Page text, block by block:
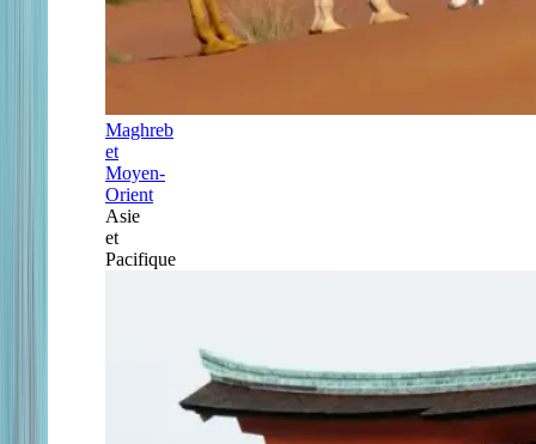
Maghreb
et
Moyen-
Orient
Asie
et
Pacifique